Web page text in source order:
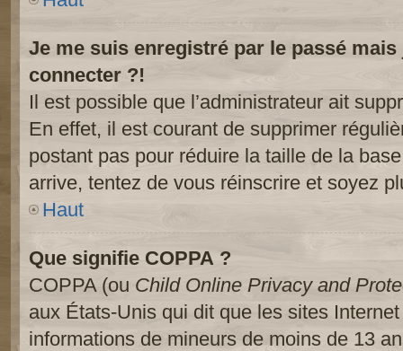
Je me suis enregistré par le passé
connecter ?!
Il est possible que l’administrateur ait
En effet, il est courant de supprimer
postant pas pour réduire la taille de la
arrive, tentez de vous réinscrire et soyez
Haut
Que signifie COPPA ?
COPPA (ou Child Online Privacy and
aux États-Unis qui dit que les sites
informations de mineurs de moins de 13